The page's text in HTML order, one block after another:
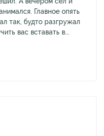
Главное опять
так, будто разгружал
вас вставать в...